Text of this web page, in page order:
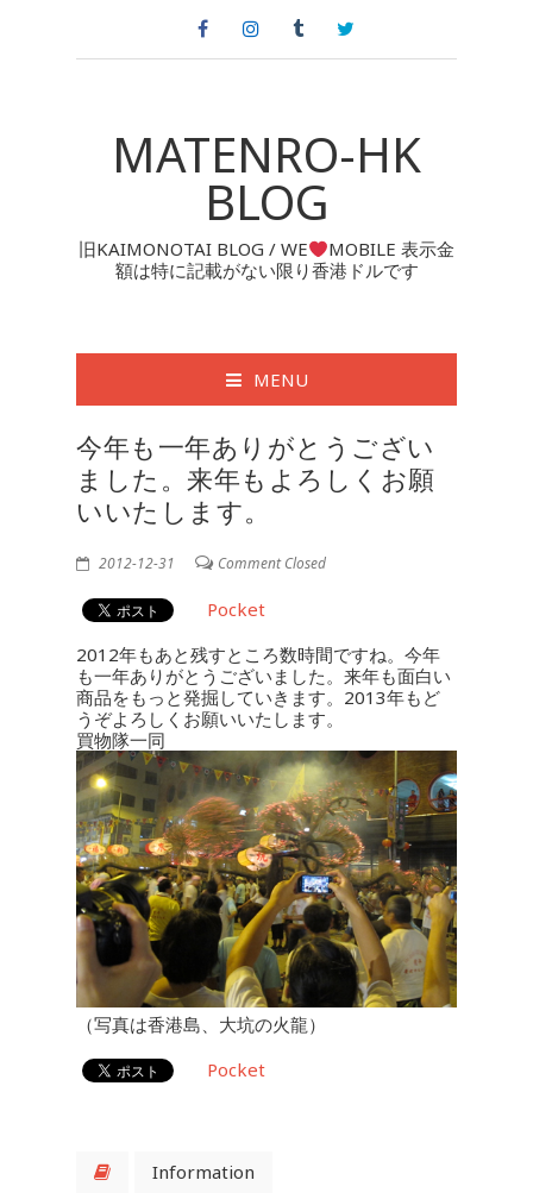
MATENRO-HK
BLOG
旧KAIMONOTAI BLOG / WE
MOBILE 表示金
額は特に記載がない限り香港ドルです
MENU
今年も一年ありがとうござい
ました。来年もよろしくお願
いいたします。
2012-12-31 Comment Closed
Pocket
2012年もあと残すところ数時間ですね。今年
も一年ありがとうございました。来年も面白い
商品をもっと発掘していきます。2013年もど
うぞよろしくお願いいたします。
買物隊一同
（写真は香港島、大坑の火龍）
Pocket
Information